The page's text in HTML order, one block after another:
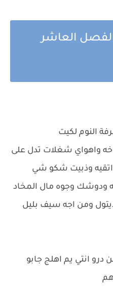
العاشر
النوم لكيت
واهواي شغلات تدل على
اتقيه وذبيت شكو شي
ودوشك وجوه مال المخاد
ومن اجه سيف بليل
انتي يم اهلج جابو